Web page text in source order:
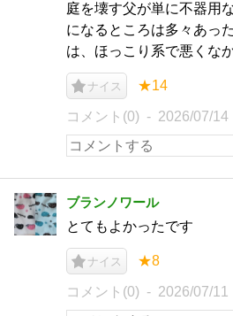
庭を壊す父が単に不器用
になるところは多々あっ
は、ほっこり系で悪くな
ナイス ★14
コメント(0) 2026/07/14
ブランノワール
とてもよかったです
ナイス ★8
コメント(0) 2026/07/11